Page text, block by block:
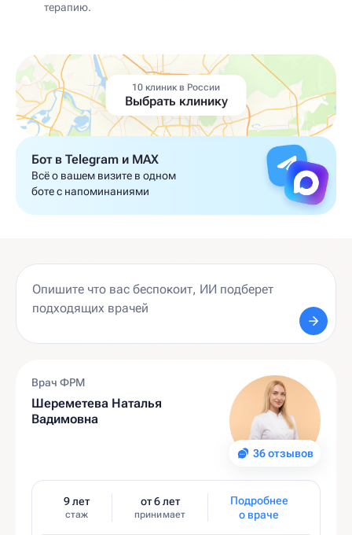
терапию.
10 клиник в России
Выбрать клинику
Бот в Telegram и MAX
Всё о вашем визите в одном
боте с напоминаниями
36 отзывов
Врач ФРМ
Шереметева Наталья
Вадимовна
9 лет
стаж
от 6 лет
принимает
Подробнее
о враче